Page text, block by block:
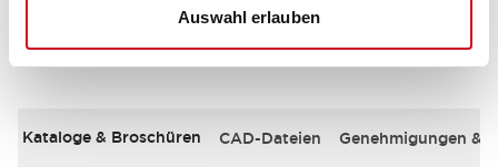
Auswahl erlauben
Dokumente und Dateien
Kataloge & Broschüren CAD-Dateien Genehmigungen &